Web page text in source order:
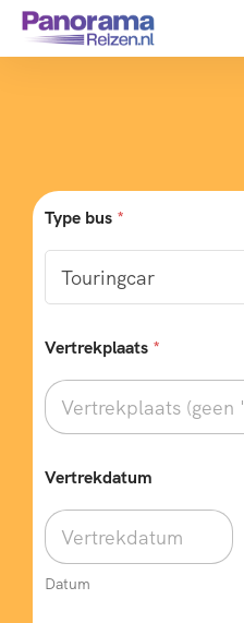
Type bus *
Vertrekplaats *
Vertrekdatum
Datum